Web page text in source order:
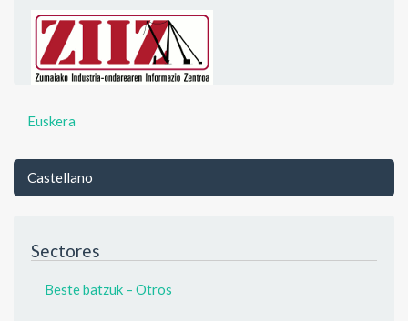
Euskera
Castellano
Sectores
Beste batzuk – Otros